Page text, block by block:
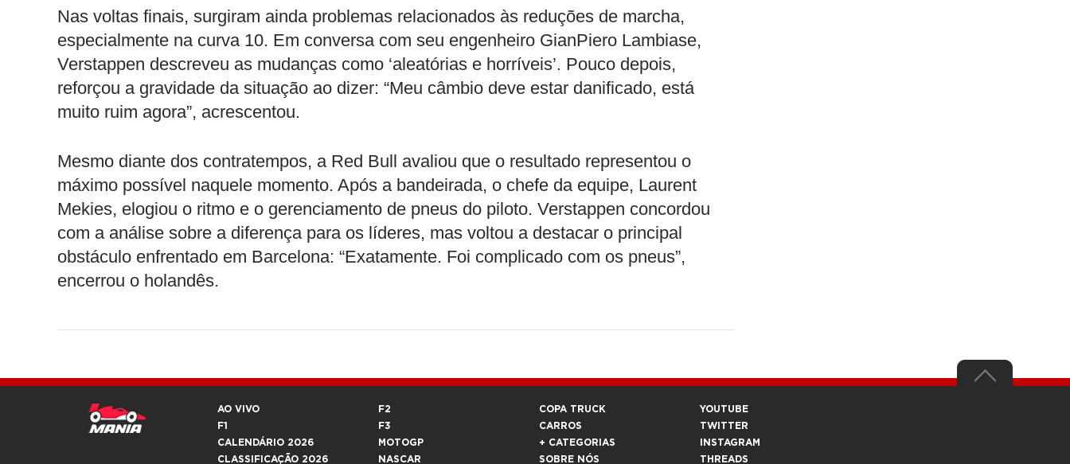
Nas voltas finais, surgiram ainda problemas relacionados às reduções de marcha,
especialmente na curva 10. Em conversa com seu engenheiro GianPiero Lambiase,
Verstappen descreveu as mudanças como ‘aleatórias e horríveis’. Pouco depois,
reforçou a gravidade da situação ao dizer: “Meu câmbio deve estar danificado, está
muito ruim agora”, acrescentou.
Mesmo diante dos contratempos, a Red Bull avaliou que o resultado representou o
máximo possível naquele momento. Após a bandeirada, o chefe da equipe, Laurent
Mekies, elogiou o ritmo e o gerenciamento de pneus do piloto. Verstappen concordou
com a análise sobre a diferença para os líderes, mas voltou a destacar o principal
obstáculo enfrentado em Barcelona: “Exatamente. Foi complicado com os pneus”,
encerrou o holandês.
AO VIVO
F1
CALENDÁRIO 2026
CLASSIFICAÇÃO 2026
F2
F3
MOTOGP
NASCAR
COPA TRUCK
CARROS
+ CATEGORIAS
SOBRE NÓS
YOUTUBE
TWITTER
INSTAGRAM
THREADS